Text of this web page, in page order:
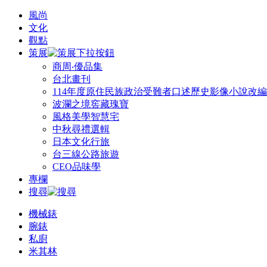
風尚
文化
觀點
策展
商周‧優品集
台北畫刊
114年度原住民族政治受難者口述歷史影像小說改
波瀾之境窖藏瑰寶
風格美學智慧宅
中秋尋禮選輯
日本文化行旅
台三線公路旅遊
CEO品味學
專欄
搜尋
機械錶
腕錶
私廚
米其林